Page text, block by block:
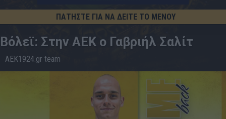
ΠΑΤΗΣΤΕ ΓΙΑ ΝΑ ΔΕΙΤΕ ΤΟ ΜΕΝΟΥ
Βόλεϊ: Στην ΑΕΚ ο Γαβριήλ Σαλίτ
AEK1924.gr team